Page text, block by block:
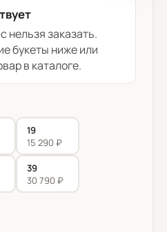
нельзя заказать.
букеты ниже или
в каталоге.
19
15 290 ₽
39
30 790 ₽